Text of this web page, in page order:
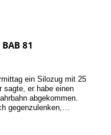
81
ein Silozug mit 25
sagte, er habe einen
abgekommen.
gegenzulenken,…